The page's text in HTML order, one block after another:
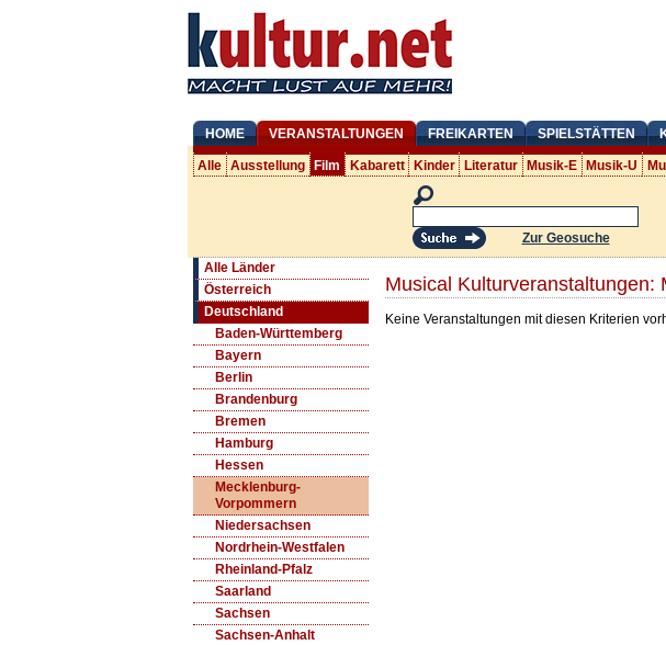
HOME VERANSTALTUNGEN FREIKARTEN SPIELSTÄTTEN
Alle Ausstellung Film Kabarett Kinder Literatur Musik-E Musik-U
Zur Geosuche
Alle Länder
Österreich
Deutschland
Baden-Württemberg
Bayern
Berlin
Brandenburg
Bremen
Hamburg
Hessen
Mecklenburg-
Vorpommern
Niedersachsen
Nordrhein-Westfalen
Rheinland-Pfalz
Saarland
Sachsen
Sachsen-Anhalt
Musical Kulturveranstaltungen:
Keine Veranstaltungen mit diesen Kriterien